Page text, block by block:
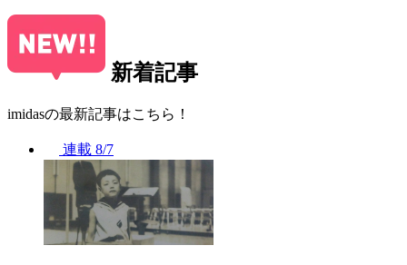
新着記事
imidasの最新記事はこちら！
連載 8/7